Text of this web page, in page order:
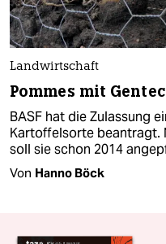
Landwirtschaft
Pommes mit
BASF hat die Zulassung
Kartoffelsorte beantragt.
soll sie schon 2014
Von Hanno Böck